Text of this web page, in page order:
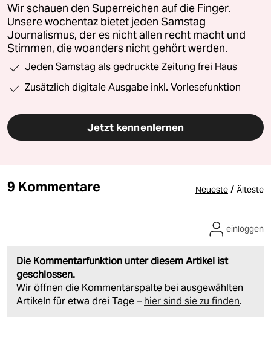
Wir schauen den Superreichen auf die Finger.
Unsere wochentaz bietet jeden Samstag
Journalismus, der es nicht allen recht macht und
Stimmen, die woanders nicht gehört werden.
Jeden Samstag als gedruckte Zeitung frei Haus
Zusätzlich digitale Ausgabe inkl. Vorlesefunktion
Jetzt kennenlernen
9 Kommentare Neueste / Älteste
Die Kommentarfunktion unter diesem Artikel ist
geschlossen.
Wir öffnen die Kommentarspalte bei ausgewählten
Artikeln für etwa drei Tage – hier sind sie zu finden.
einloggen